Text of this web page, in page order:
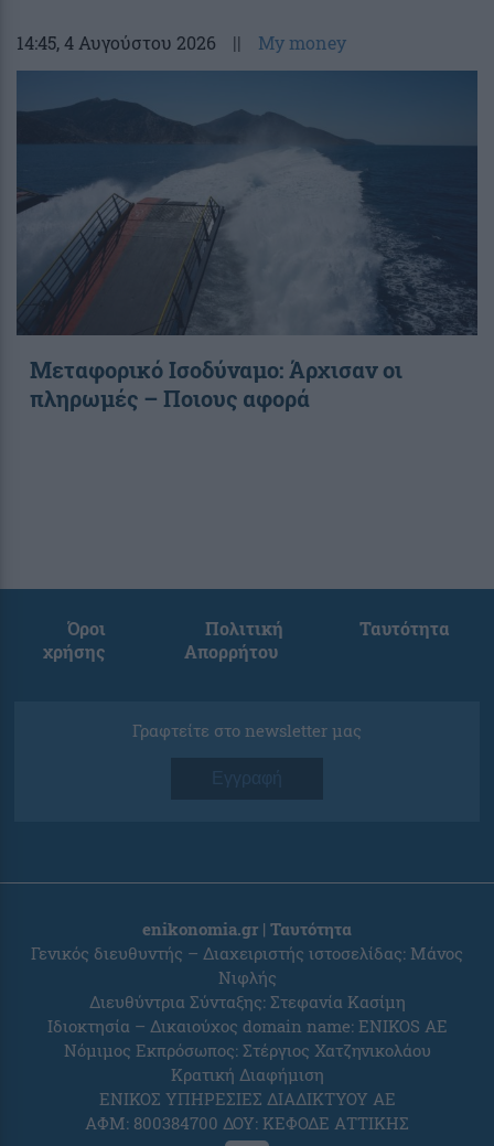
14:45, 4 Αυγούστου 2026 || My money
Μεταφορικό Ισοδύναμο: Άρχισαν οι
πληρωμές – Ποιους αφορά
Όροι
χρήσης
Πολιτική
Απορρήτου
Ταυτότητα
Γραφτείτε στο newsletter μας
Εγγραφή
enikonomia.gr | Ταυτότητα
Γενικός διευθυντής – Διαχειριστής ιστοσελίδας: Μάνος
Νιφλής
Διευθύντρια Σύνταξης: Στεφανία Κασίμη
Ιδιοκτησία – Δικαιούχος domain name: ENIKOS AE
Νόμιμος Εκπρόσωπος: Στέργιος Χατζηνικολάου
Κρατική Διαφήμιση
ΕΝΙΚΟΣ ΥΠΗΡΕΣΙΕΣ ΔΙΑΔΙΚΤΥΟΥ ΑΕ
ΑΦΜ: 800384700 ΔΟΥ: ΚΕΦΟΔΕ ΑΤΤΙΚΗΣ